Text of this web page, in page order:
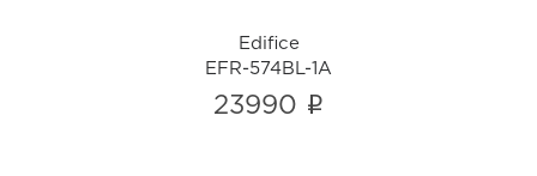
Edifice
EFR-574BL-1A
23990 i